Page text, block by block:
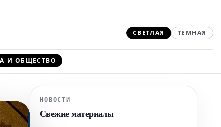
СВЕТЛАЯ ТЁМНАЯ
И ОБЩЕСТВО
НОВОСТИ
Свежие материалы